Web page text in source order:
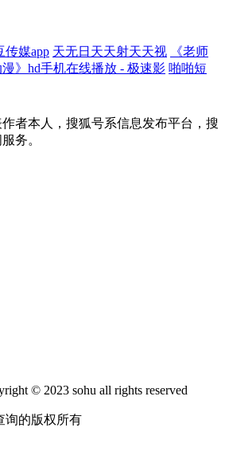
传媒app 天无日天天射天天视
《老师
》hd手机在线播放 - 极速影 啪啪短
者本人，搜狐号系信息发布平台，搜
务。
© 2023 sohu all rights reserved
询的版权所有